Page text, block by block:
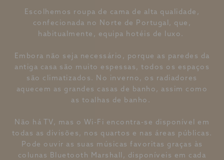
Escolhemos roupa de cama de alta qualidade,
confecionada no Norte de Portugal, que,
habitualmente, equipa hotéis de luxo.
Embora não seja necessário, porque as paredes da
antiga casa são muito espessas, todos os espaços
são climatizados. No inverno, os radiadores
aquecem as grandes casas de banho, assim como
as toalhas de banho.
Não há TV, mas o Wi-Fi encontra-se disponível em
todas as divisões, nos quartos e nas áreas públicas.
Pode ouvir as suas músicas favoritas graças às
colunas Bluetooth Marshall, disponíveis em cada